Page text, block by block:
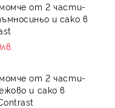
от 2 части-
и сако в
от 2 части-
и сако в